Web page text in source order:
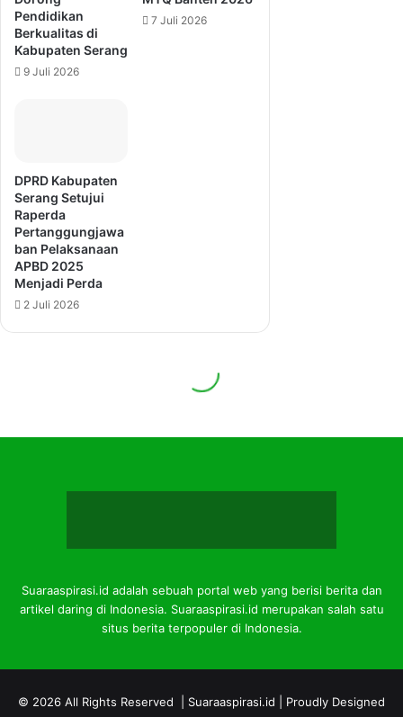
Suaraaspirasi.id adalah sebuah portal web yang berisi berita dan
artikel daring di Indonesia. Suaraaspirasi.id merupakan salah satu
situs berita terpopuler di Indonesia.
© 2026 All Rights Reserved | Suaraaspirasi.id | Proudly Designed